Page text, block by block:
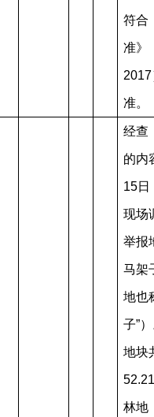
符合
准》
准。
经查
的内
15日
现场
举报
马架
地也
子”
地块
林地